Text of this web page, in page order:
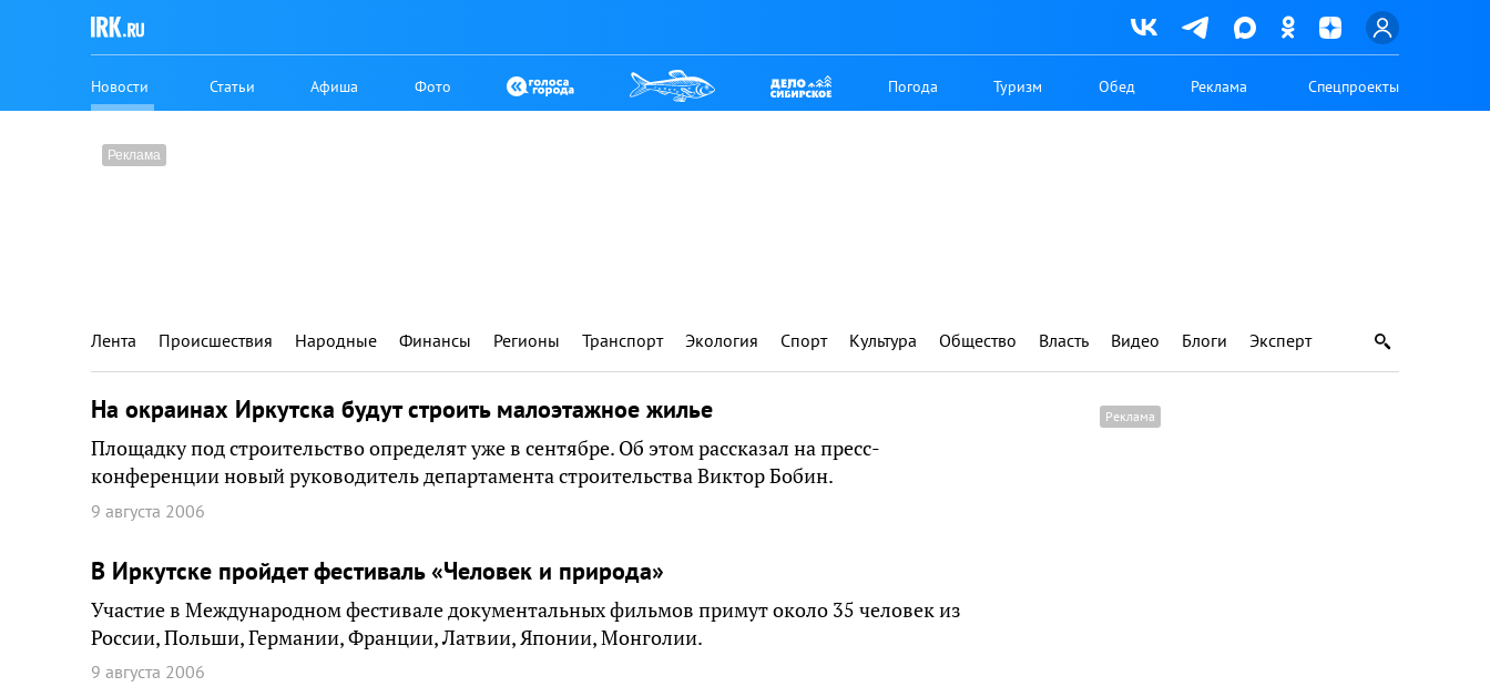
Новости Статьи Афиша Фото Погода Туризм Обед Реклама Спецпроекты
Лента Происшествия Народные Финансы Регионы Транспорт Экология Спорт Культура Общество Власть Видео Блоги Эксперт
На окраинах Иркутска будут строить малоэтажное жилье
Площадку под строительство определят уже в сентябре. Об этом рассказал на пресс-
конференции новый руководитель департамента строительства Виктор Бобин.
9 августа 2006
В Иркутске пройдет фестиваль «Человек и природа»
Участие в Международном фестивале документальных фильмов примут около 35 человек из
России, Польши, Германии, Франции, Латвии, Японии, Монголии.
9 августа 2006